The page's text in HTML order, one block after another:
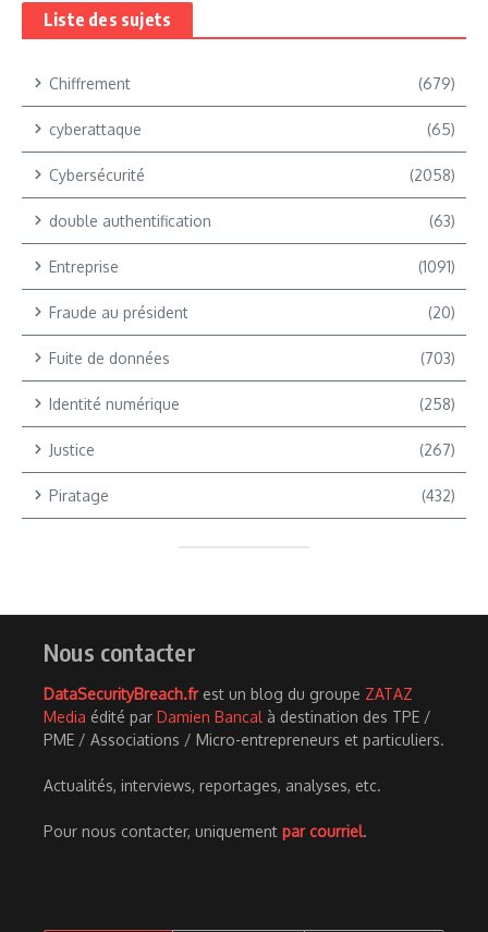
Liste des sujets
Chiffrement (679)
cyberattaque (65)
Cybersécurité (2058)
double authentification (63)
Entreprise (1091)
Fraude au président (20)
Fuite de données (703)
Identité numérique (258)
Justice (267)
Piratage (432)
Nous contacter
DataSecurityBreach.frest un blog du groupe ZATAZ
Media édité par Damien Bancal à destination des TPE /
PME / Associations / Micro-entrepreneurs et particuliers.
Actualités, interviews, reportages, analyses, etc.
Pour nous contacter, uniquement par courriel.